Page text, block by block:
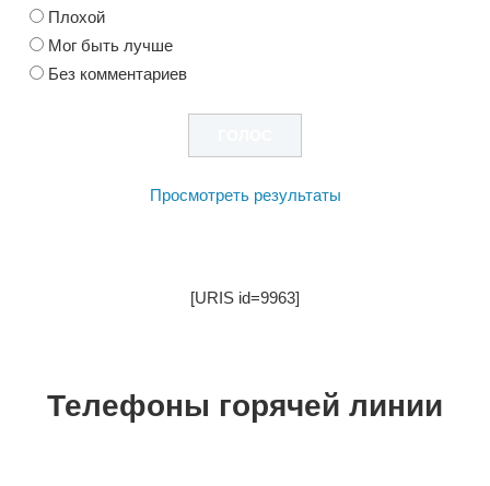
Плохой
Мог быть лучше
Без комментариев
Просмотреть результаты
[URIS id=9963]
Телефоны горячей линии